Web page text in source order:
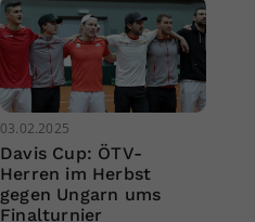
03.02.2025
Davis Cup: ÖTV-
Herren im Herbst
gegen Ungarn ums
Finalturnier